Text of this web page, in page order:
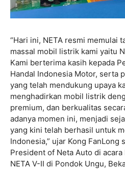
“Hari ini, NETA resmi memulai
massal mobil listrik kami yaitu
Kami berterima kasih kepada
Handal Indonesia Motor, serta
yang telah mendukung upaya
menghadirkan mobil listrik
premium, dan berkualitas
adanya momen ini, menjadi
yang kini telah berhasil untuk
Indonesia,” ujar Kong FanLong
President of Neta Auto di
NETA V-II di Pondok Ungu,